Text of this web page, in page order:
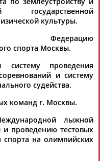
КНОПКИ РЕКЛАМА
inform@infosport.ru
государственной
культуры.
Федерацию
спорта Москвы.
систему проведения
и систему
судейства.
команд г. Москвы.
лыжной
и проведению тестовых
на олимпийских